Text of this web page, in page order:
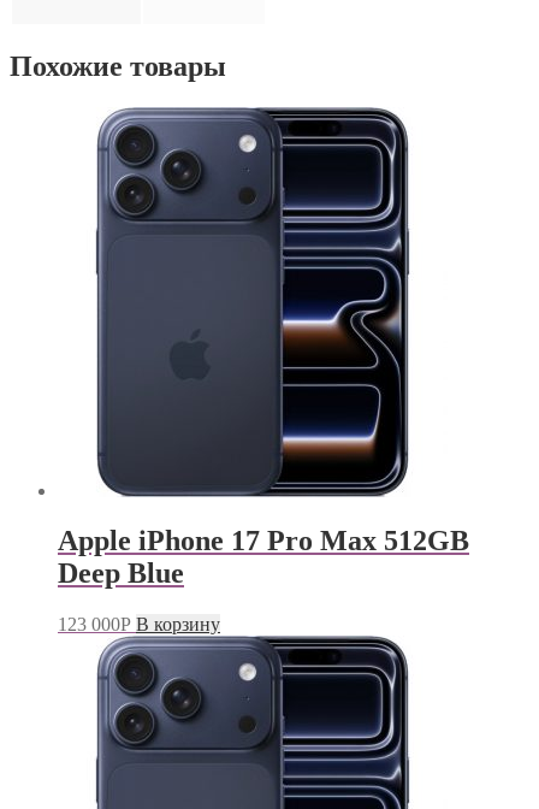
Похожие товары
Apple iPhone 17 Pro Max 512GB
Deep Blue
123 000Р В корзину